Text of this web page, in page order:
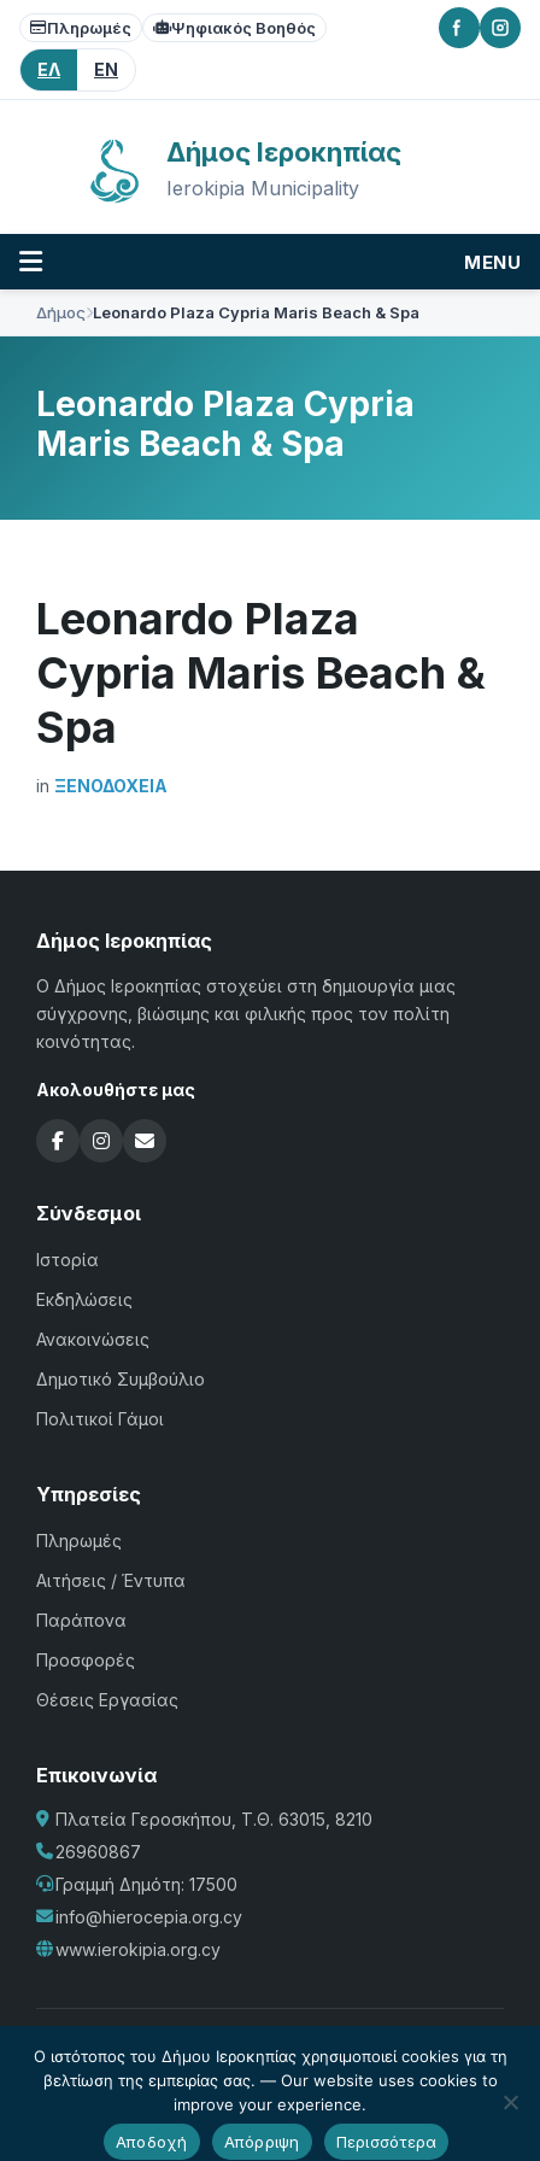
Skip
content
Skip
main
navigation
Skip
footer
Πληρωμές Ψηφιακός Βοηθός
ΕΛ EN
Δήμος Ιεροκηπίας
Ierokipia Municipality
MENU
Δήμος Leonardo Plaza Cypria Maris Beach & Spa
Leonardo Plaza Cypria
Maris Beach & Spa
Leonardo Plaza
Cypria Maris Beach &
Spa
in ΞΕΝΟΔΟΧΕΊΑ
Δήμος Ιεροκηπίας
Ο Δήμος Ιεροκηπίας στοχεύει στη δημιουργία μιας
σύγχρονης, βιώσιμης και φιλικής προς τον πολίτη
κοινότητας.
Ακολουθήστε μας
Σύνδεσμοι
Ιστορία
Εκδηλώσεις
Ανακοινώσεις
Δημοτικό Συμβούλιο
Πολιτικοί Γάμοι
Υπηρεσίες
Πληρωμές
Αιτήσεις / Έντυπα
Παράπονα
Προσφορές
Θέσεις Εργασίας
Επικοινωνία
Πλατεία Γεροσκήπου, Τ.Θ. 63015, 8210
26960867
Γραμμή Δημότη: 17500
info@hierocepia.org.cy
www.ierokipia.org.cy
Πολιτική Προστασίας · Cookies Διαχείριση Cookies
Χρήσης · Σχέδιο Ισότητας των Φύλων ·Δήλωση
Προσβασιμότητας
© Δήμος Ιεροκηπίας 2026. Powered by
Internetivo
Ο ιστότοπος του Δήμου Ιεροκηπίας χρησιμοποιεί cookies για τη
βελτίωση της εμπειρίας σας. — Our website uses cookies to
improve your experience.
Αποδοχή
Απόρριψη Περισσότερα